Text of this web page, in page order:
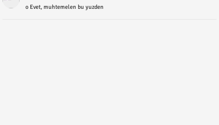
o Evet, muhtemelen bu yuzden